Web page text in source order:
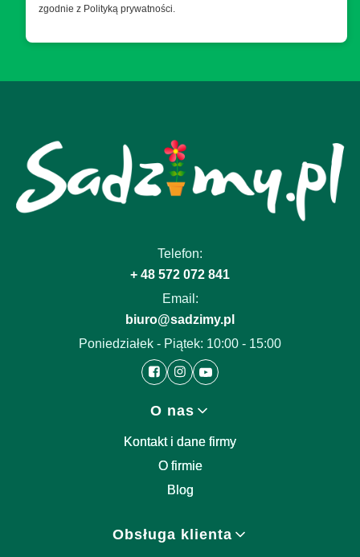
zgodnie z Polityką prywatności.
Telefon:
+ 48 572 072 841
Email:
biuro@sadzimy.pl
Poniedziałek - Piątek: 10:00 - 15:00
O nas
Kontakt i dane firmy
O firmie
Blog
Obsługa klienta